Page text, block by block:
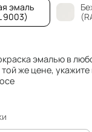
эмаль
9003)
эмалью в
той же цене,